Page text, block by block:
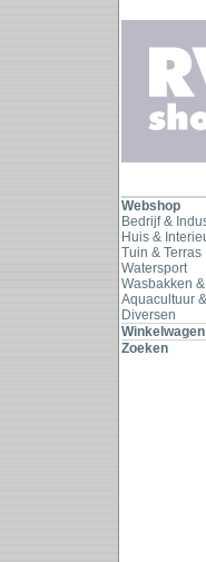
Webshop
Bedrijf &
Huis &
Tuin & Terras
Watersport
Wasbakken
Aquacultuur
Diversen
Winkelwagen
Zoeken